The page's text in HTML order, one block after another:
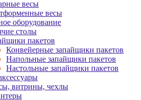
весы
весы
оборудование
столы
пакетов
Конвейерные запайщики пакетов
Напольные запайщики пакетов
Настольные запайщики пакетов
витрины, чехлы